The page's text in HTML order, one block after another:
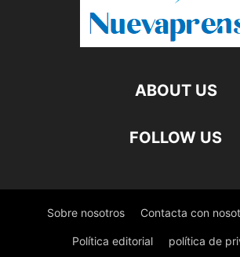
ABOUT US
FOLLOW US
Sobre nosotros Contacta con
Política editorial política de